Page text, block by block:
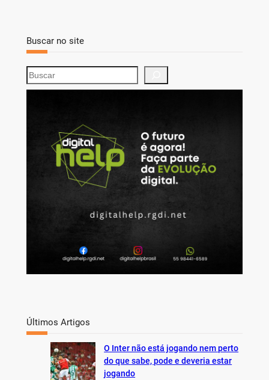
Buscar no site
S
e
Últimos Artigos
O Inter não está jogando nem perto
do que sabe, pode e deveria estar
jogando